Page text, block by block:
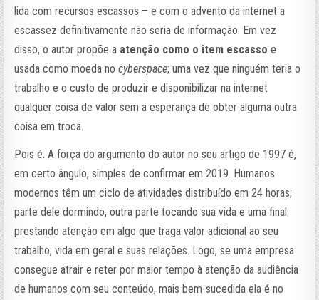
lida com recursos escassos – e com o advento da internet a
escassez definitivamente não seria de informação. Em vez
disso, o autor propõe a atenção como o item escasso e
usada como moeda nocyberspace; uma vez que ninguém teria o
trabalho e o custo de produzir e disponibilizar na internet
qualquer coisa de valor sem a esperança de obter alguma outra
coisa em troca.
Pois é. A força do argumento do autor no seu artigo de 1997 é,
em certo ângulo, simples de confirmar em 2019. Humanos
modernos têm um ciclo de atividades distribuído em 24 horas;
parte dele dormindo, outra parte tocando sua vida e uma final
prestando atenção em algo que traga valor adicional ao seu
trabalho, vida em geral e suas relações. Logo, se uma empresa
consegue atrair e reter por maior tempo à atenção da audiência
de humanos com seu conteúdo, mais bem-sucedida ela é no